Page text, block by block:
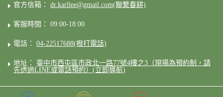
官方信箱： dr.karllee@gmail.com(聯繫春耕)
客服時間： 09:00-18:00
電話： 04-22517688(撥打電話)
地址： 臺中市西屯區市政北一路77號4樓之3（現場為預約制，請
先透過LINE或電話預約）(立即導航)